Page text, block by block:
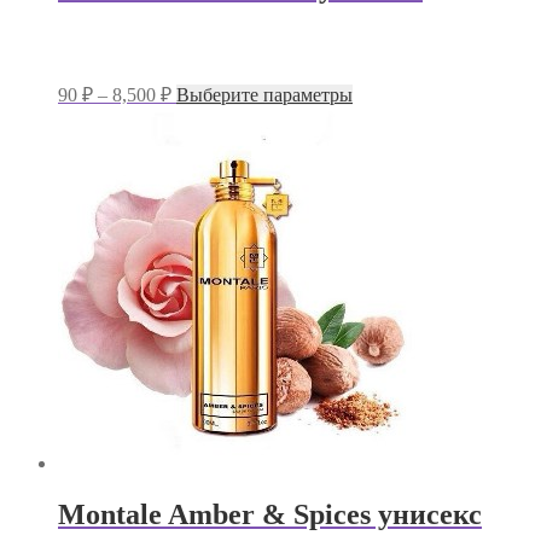
90 ₽ – 8,500 ₽Диапазон
8,500 ₽
Выберите параметрыЭтот
Montale Amber & Spices унисекс